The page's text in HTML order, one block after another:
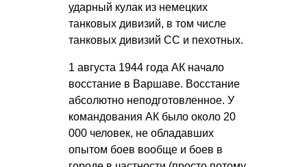
ударный кулак из немецких
танковых дивизий, в том числе
танковых дивизий СС и пехотных.
1 августа 1944 года АК начало
восстание в Варшаве. Восстание
абсолютно неподготовленное. У
командования АК было около 20
000 человек, не обладавших
опытом боев вообще и боев в